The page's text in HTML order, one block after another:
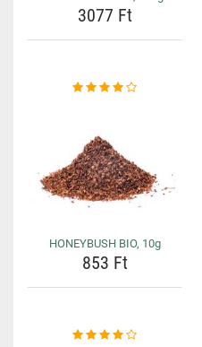
3077 Ft
HONEYBUSH BIO, 10g
853 Ft